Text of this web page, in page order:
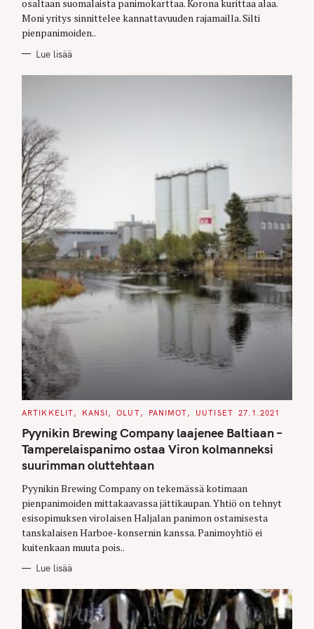
osaltaan suomalaista panimokarttaa. Korona kurittaa alaa.
Moni yritys sinnittelee kannattavuuden rajamailla. Silti
pienpanimoiden..
Lue lisää
C
T
E
G
O
R
I
S
ARTIKKELIT KANSI OLUT PANIMOT UUTISET 27.1.2021
Pyynikin Brewing Company laajenee Baltiaan –
Tamperelaispanimo ostaa Viron kolmanneksi
suurimman oluttehtaan
Pyynikin Brewing Company on tekemässä kotimaan
pienpanimoiden mittakaavassa jättikaupan. Yhtiö on tehnyt
esisopimuksen virolaisen Haljalan panimon ostamisesta
tanskalaisen Harboe-konsernin kanssa. Panimoyhtiö ei
kuitenkaan muuta pois..
Lue lisää